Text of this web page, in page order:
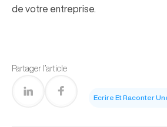
de votre entreprise.
Partager l’article
Ecrire Et Raconter